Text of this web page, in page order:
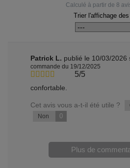
Calculé à partir de 8
Trier l'affichage
Patrick L. publié le 10/03/2026
commande du 19/12/2025
5/5
confortable.
Cet avis vous a-t-il été utile ?
Non 0
Plus de